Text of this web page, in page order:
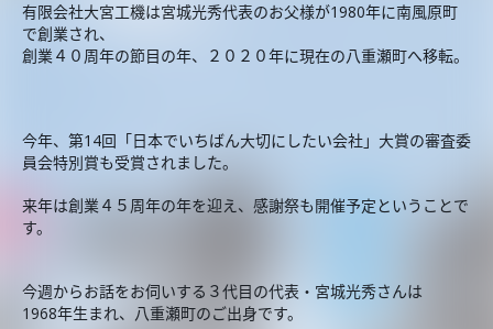
有限会社大宮工機は宮城光秀代表のお父様が1980年に南風原町
で創業され、
創業４０周年の節目の年、２０２０年に現在の八重瀬町へ移転。
今年、第14回「日本でいちばん大切にしたい会社」大賞の審査委
員会特別賞も受賞されました。
来年は創業４５周年の年を迎え、感謝祭も開催予定ということで
す。
今週からお話をお伺いする３代目の代表・宮城光秀さんは
1968年生まれ、八重瀬町のご出身です。